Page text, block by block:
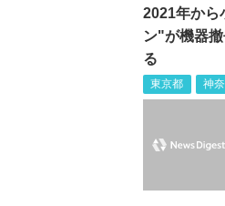
2021年から
ン"が機器
る
東京都 神